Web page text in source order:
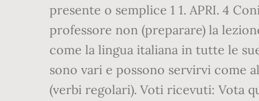
presente o semplice 1 1. APRI. 4
professore non (preparare) la
come la lingua italiana in tutte le
sono vari e possono servirvi come
(verbi regolari). Voti ricevuti: Vota